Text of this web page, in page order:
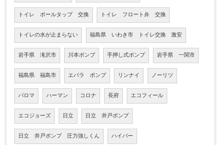
トイレ ボールタップ 交換 トイレ フロート弁 交換
トイレの水が止まらない 福島県 いわき市 トイレ交換 激安
岩手県 滝沢市 川本ポンプ 手押し式ポンプ 岩手県 一関市
福島県 福島市 エバラ ポンプ リンナイ ノーリツ
パロマ ハーマン コロナ 長府 エコフィール
エコジョーズ 日立 日立 井戸ポンプ
日立 井戸ポンプ 圧力強しくん ハイパー